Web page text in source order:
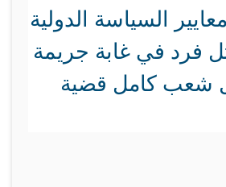
السياسة الدولية
فرد في غابة جريمة
شعب كامل قضية